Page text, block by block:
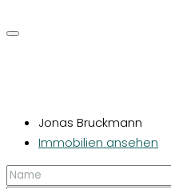
Jonas Bruckmann
Immobilien ansehen